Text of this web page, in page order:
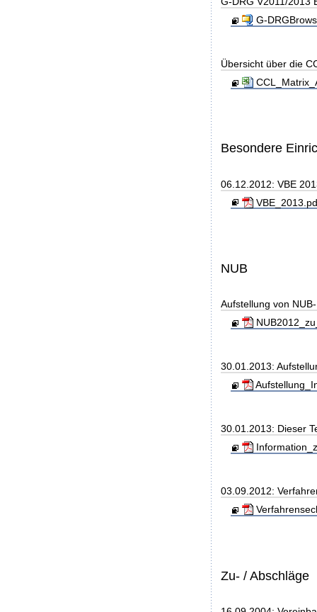
G-
Übersicht über die
Besondere
06.12.2012: VBE
NUB
Aufstellung von
30.01.2013:
30.01.2013: Dieser
03.09.2012:
Zu- / Abschläge